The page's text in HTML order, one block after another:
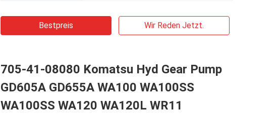
Bestpreis Wir Reden Jetzt.
705-41-08080 Komatsu Hyd Gear Pump
GD605A GD655A WA100 WA100SS
WA100SS WA120 WA120L WR11